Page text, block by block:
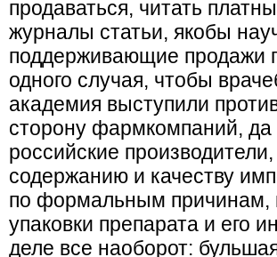
продаваться, читать
журналы статьи, якобы
поддерживающие продажи
одного случая, чтобы
академия выступили
сторону фармкомпаний,
российские
содержанию и качеству
по формальным причинам,
упаковки препарата и его
деле все наоборот: